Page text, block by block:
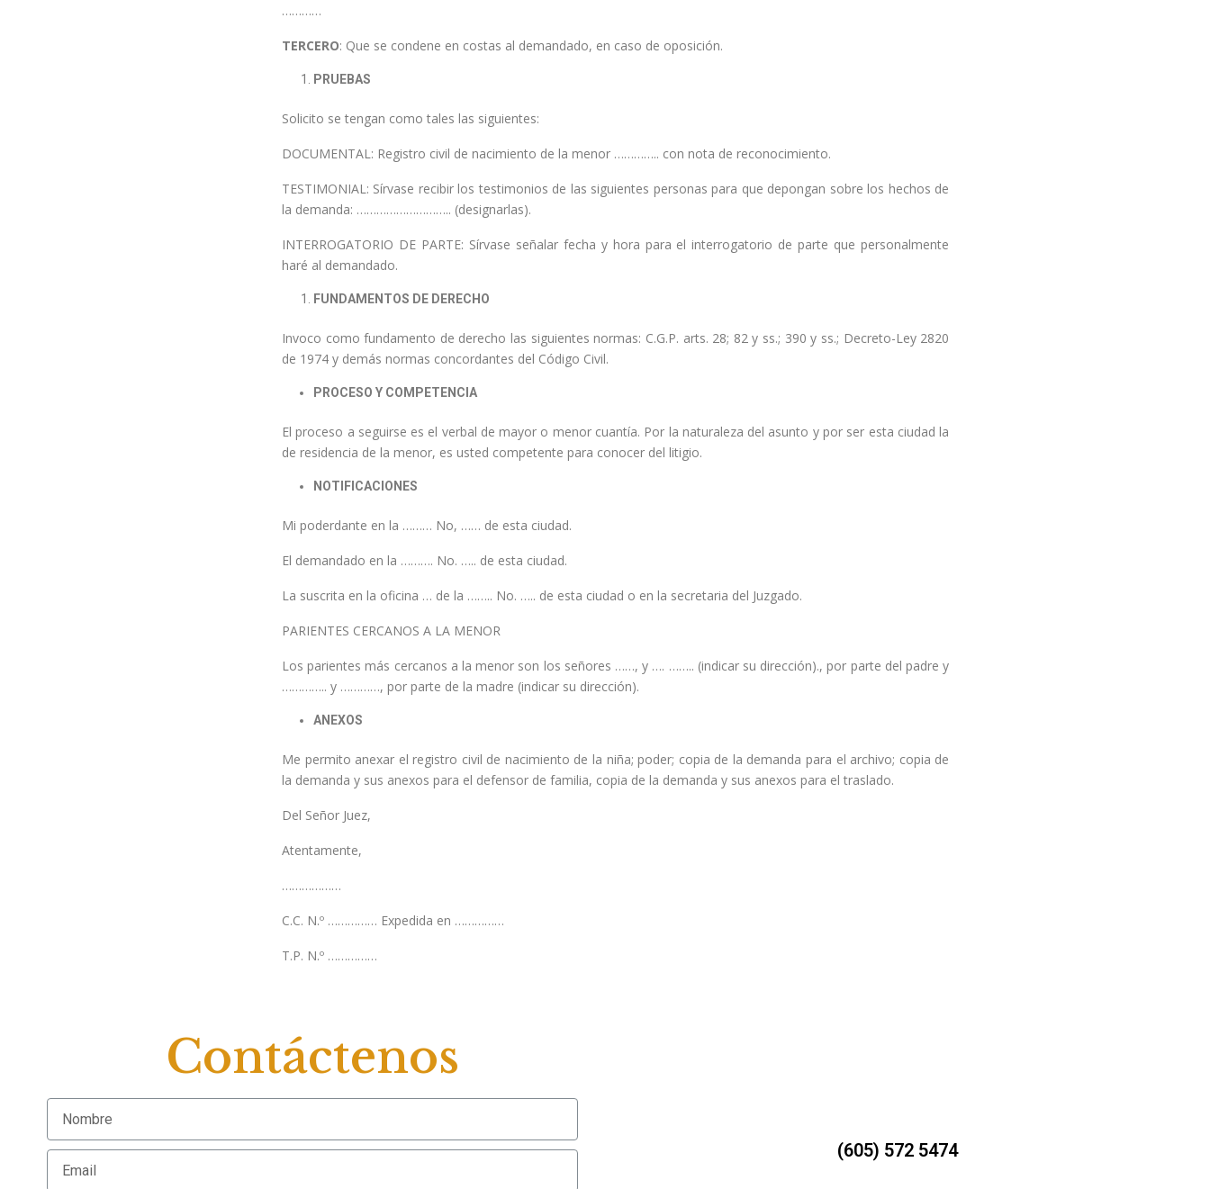
…………
TERCERO: Que se condene en costas al demandado, en caso de oposición.
PRUEBAS
Solicito se tengan como tales las siguientes:
DOCUMENTAL: Registro civil de nacimiento de la menor ………….. con nota de reconocimiento.
TESTIMONIAL: Sírvase recibir los testimonios de las siguientes personas para que depongan sobre los hechos de
la demanda: ……………………….. (designarlas).
INTERROGATORIO DE PARTE: Sírvase señalar fecha y hora para el interrogatorio de parte que personalmente
haré al demandado.
FUNDAMENTOS DE DERECHO
Invoco como fundamento de derecho las siguientes normas: C.G.P. arts. 28; 82 y ss.; 390 y ss.; Decreto-Ley 2820
de 1974 y demás normas concordantes del Código Civil.
PROCESO Y COMPETENCIA
El proceso a seguirse es el verbal de mayor o menor cuantía. Por la naturaleza del asunto y por ser esta ciudad la
de residencia de la menor, es usted competente para conocer del litigio.
NOTIFICACIONES
Mi poderdante en la ……… No, …… de esta ciudad.
El demandado en la ………. No. ….. de esta ciudad.
La suscrita en la oficina … de la …….. No. ….. de esta ciudad o en la secretaria del Juzgado.
PARIENTES CERCANOS A LA MENOR
Los parientes más cercanos a la menor son los señores ……, y …. …….. (indicar su dirección)., por parte del padre y
………….. y …………, por parte de la madre (indicar su dirección).
ANEXOS
Me permito anexar el registro civil de nacimiento de la niña; poder; copia de la demanda para el archivo; copia de
la demanda y sus anexos para el defensor de familia, copia de la demanda y sus anexos para el traslado.
Del Señor Juez,
Atentamente,
………………
C.C. N.º …………… Expedida en ……………
T.P. N.º ……………
Contáctenos
(605) 572 5474